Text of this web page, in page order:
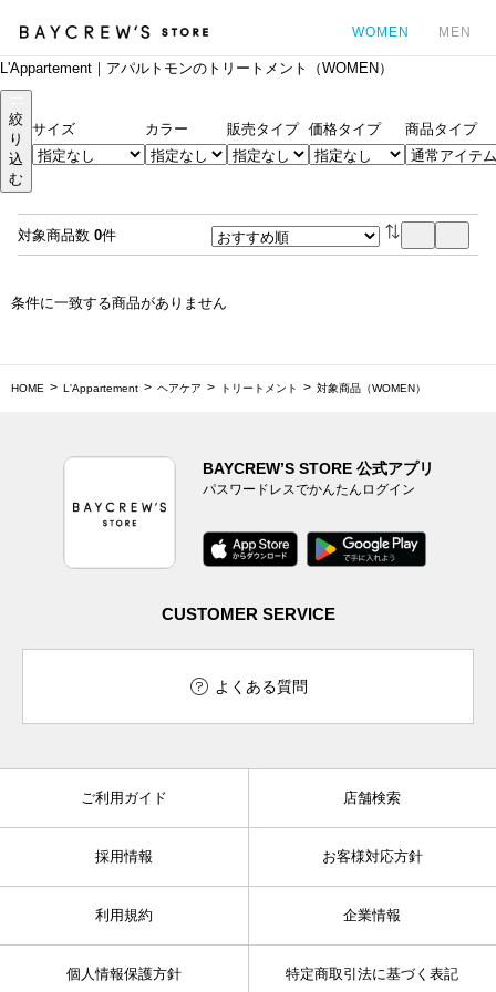
WOMEN MEN
L'Appartement｜アパルトモンのトリートメント（WOMEN）
絞
り
込
む
サイズ カラー 販売タイプ 価格タイプ 商品タイプ
対象商品数 0件
条件に一致する商品がありません
HOME L'Appartement ヘアケア トリートメント 対象商品（WOMEN）
BAYCREW’S STORE 公式アプリ
パスワードレスでかんたんログイン
CUSTOMER SERVICE
よくある質問
ご利用ガイド 店舗検索
採用情報 お客様対応方針
利用規約 企業情報
個人情報保護方針 特定商取引法に基づく表記